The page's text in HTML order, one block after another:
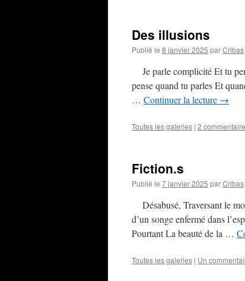
Des illusions
Publié le 8 janvier 2025 parCribas
Je parle complicité Et tu
pense quand tu parles Et
… Continuer la lecture →
Toutes les galeries | 2
Fiction.s
Publié le 7 janvier 2025 parCribas
Désabusé, Traversant le
d’un songe enfermé dans
Pourtant La beauté de la …
Toutes les galeries | Un